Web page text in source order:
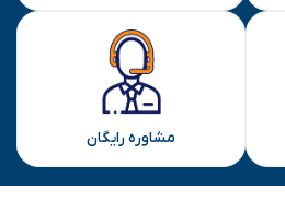
مشاوره رایگان